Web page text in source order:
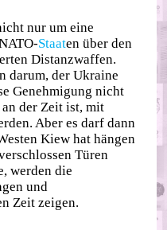
nur um eine
Staaten über den
Distanzwaffen.
darum, der Ukraine
Genehmigung nicht
der Zeit ist, mit
Aber es darf dann
Kiew hat hängen
Türen
werden die
und
Zeit zeigen.